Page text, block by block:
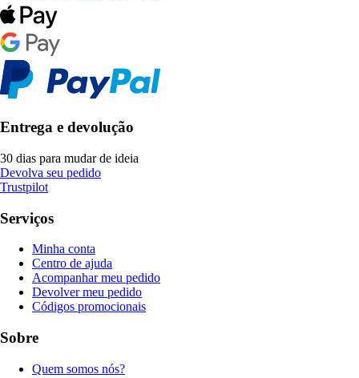
Entrega e devolução
30 dias para mudar de ideia
Devolva seu pedido
Trustpilot
Serviços
Minha conta
Centro de ajuda
Acompanhar meu pedido
Devolver meu pedido
Códigos promocionais
Sobre
Quem somos nós?